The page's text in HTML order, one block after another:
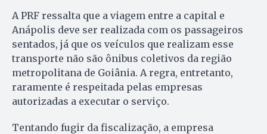
A PRF ressalta que a viagem entre a capital e
Anápolis deve ser realizada com os passageiros
sentados, já que os veículos que realizam esse
transporte não são ônibus coletivos da região
metropolitana de Goiânia. A regra, entretanto,
raramente é respeitada pelas empresas
autorizadas a executar o serviço.
Tentando fugir da fiscalização, a empresa